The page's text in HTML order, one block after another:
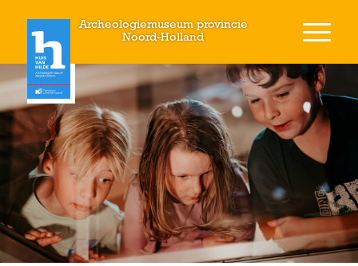
Archeologiemuseum provincie
Noord-Holland